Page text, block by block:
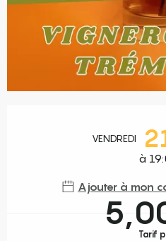
VENDREDI
à
Ajouter à mon
Tarif